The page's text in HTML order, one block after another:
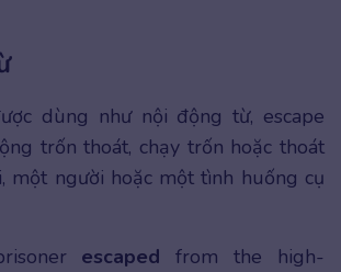
dùng như nội động từ, escape
trốn thoát, chạy trốn hoặc thoát
một người hoặc một tình huống cụ
escaped from the high-